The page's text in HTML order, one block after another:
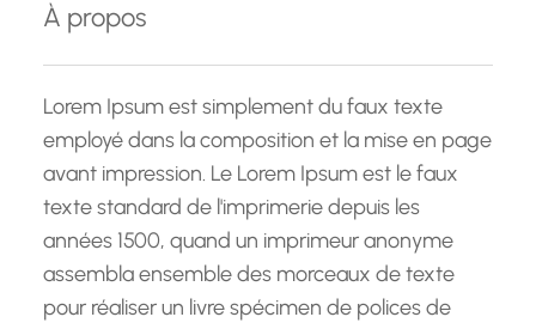
r
c
h
e
À propos
Lorem Ipsum est simplement du faux texte
employé dans la composition et la mise en page
avant impression. Le Lorem Ipsum est le faux
texte standard de l'imprimerie depuis les
années 1500, quand un imprimeur anonyme
assembla ensemble des morceaux de texte
pour réaliser un livre spécimen de polices de